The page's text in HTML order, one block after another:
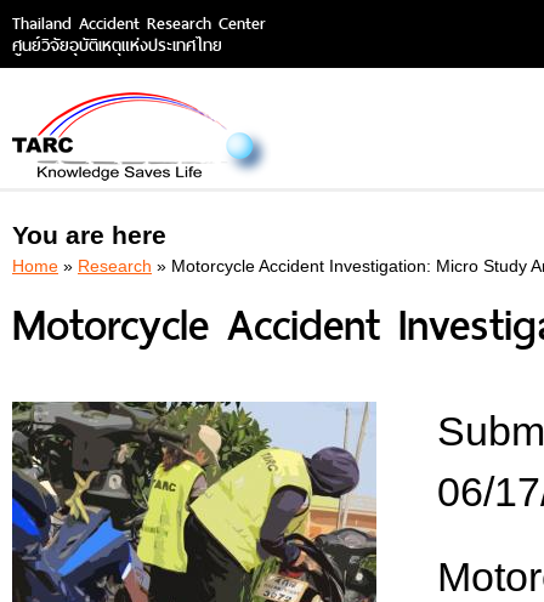
Thailand Accident Research Center
ศูนย์วิจัยอุบัติเหตุแห่งประเทศไทย
You are here
Home » Research » Motorcycle Accident Investigation: Micro Study
Motorcycle Accident
06/